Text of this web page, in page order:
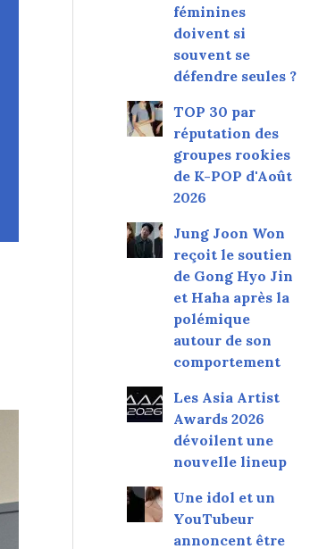
féminines
doivent si
souvent se
défendre seules ?
TOP 30 par
réputation des
groupes rookies
de K-POP d'Août
2026
Jung Joon Won
reçoit le soutien
de Gong Hyo Jin
et Haha après la
polémique
autour de son
comportement
Les Asia Artist
Awards 2026
dévoilent une
nouvelle lineup
Une idol et un
YouTubeur
annoncent être